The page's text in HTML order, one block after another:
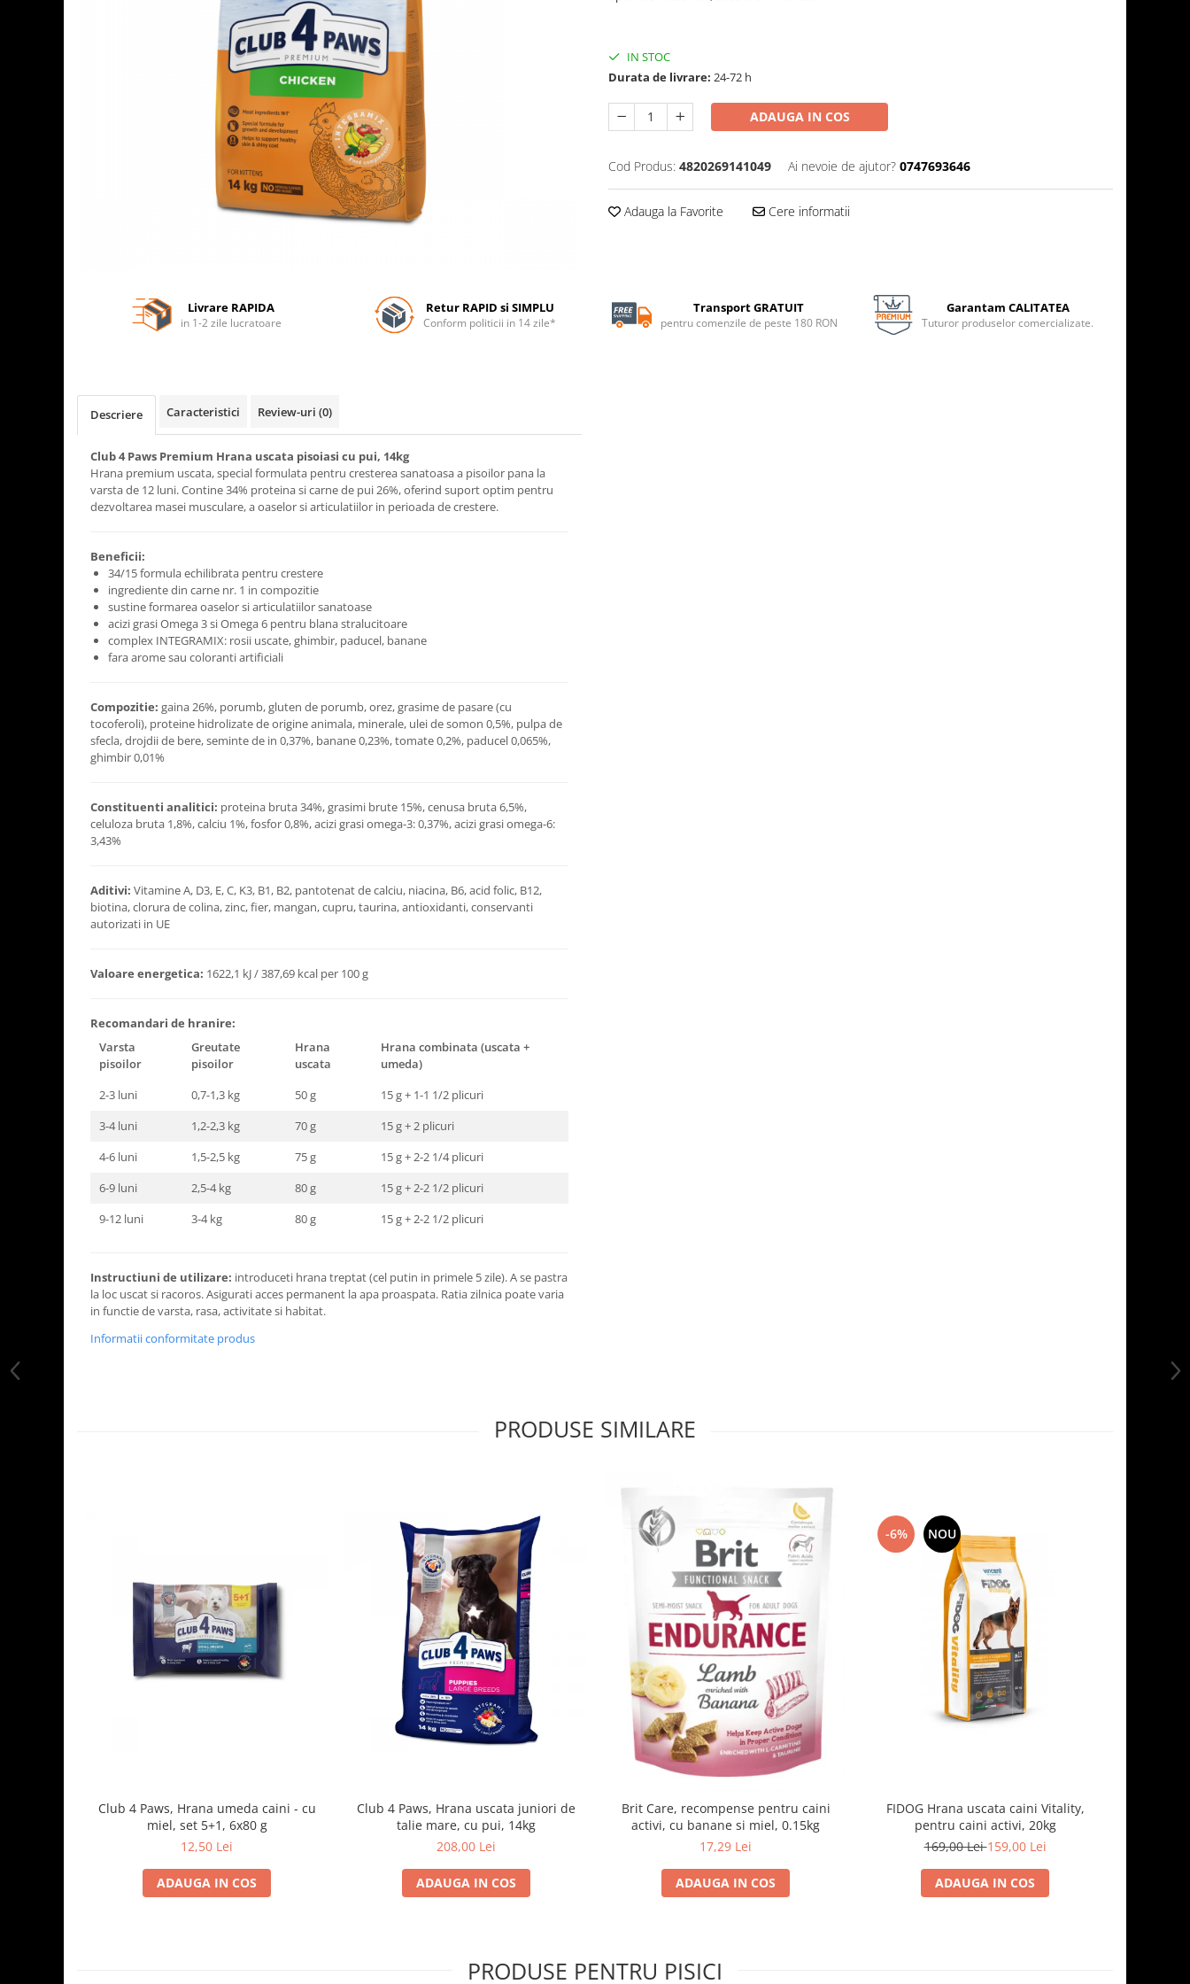
IN STOC
Durata de livrare: 24-72 h
ADAUGA IN COS
Cod Produs: 4820269141049 Ai nevoie de ajutor? 0747693646
Adauga la Favorite Cere informatii
Livrare RAPIDA
in 1-2 zile lucratoare
Retur RAPID si SIMPLU
Conform politicii in 14 zile*
Transport GRATUIT
pentru comenzile de peste 180 RON
Garantam CALITATEA
Tuturor produselor comercializate.
Descriere Caracteristici Review-uri (0)
Club 4 Paws Premium Hrana uscata pisoiasi cu pui, 14kg
Hrana premium uscata, special formulata pentru cresterea sanatoasa a pisoilor pana la
varsta de 12 luni. Contine 34% proteina si carne de pui 26%, oferind suport optim pentru
dezvoltarea masei musculare, a oaselor si articulatiilor in perioada de crestere.
Beneficii:
34/15 formula echilibrata pentru crestere
ingrediente din carne nr. 1 in compozitie
sustine formarea oaselor si articulatiilor sanatoase
acizi grasi Omega 3 si Omega 6 pentru blana stralucitoare
complex INTEGRAMIX: rosii uscate, ghimbir, paducel, banane
fara arome sau coloranti artificiali
Compozitie: gaina 26%, porumb, gluten de porumb, orez, grasime de pasare (cu
tocoferoli), proteine hidrolizate de origine animala, minerale, ulei de somon 0,5%, pulpa de
sfecla, drojdii de bere, seminte de in 0,37%, banane 0,23%, tomate 0,2%, paducel 0,065%,
ghimbir 0,01%
Constituenti analitici: proteina bruta 34%, grasimi brute 15%, cenusa bruta 6,5%,
celuloza bruta 1,8%, calciu 1%, fosfor 0,8%, acizi grasi omega-3: 0,37%, acizi grasi omega-6:
3,43%
Aditivi: Vitamine A, D3, E, C, K3, B1, B2, pantotenat de calciu, niacina, B6, acid folic, B12,
biotina, clorura de colina, zinc, fier, mangan, cupru, taurina, antioxidanti, conservanti
autorizati in UE
Valoare energetica: 1622,1 kJ / 387,69 kcal per 100 g
Recomandari de hranire:
Varsta
pisoilor
Greutate
pisoilor
Hrana
uscata
Hrana combinata (uscata +
umeda)
2-3 luni
0,7-1,3 kg 50 g
15 g + 1-1 1/2 plicuri
3-4 luni
1,2-2,3 kg 70 g
15 g + 2 plicuri
4-6 luni
1,5-2,5 kg 75 g
15 g + 2-2 1/4 plicuri
6-9 luni
2,5-4 kg 80 g
15 g + 2-2 1/2 plicuri
9-12 luni
3-4 kg 80 g 15 g + 2-2 1/2 plicuri
Instructiuni de utilizare: introduceti hrana treptat (cel putin in primele 5 zile). A se pastra
la loc uscat si racoros. Asigurati acces permanent la apa proaspata. Ratia zilnica poate varia
in functie de varsta, rasa, activitate si habitat.
Informatii conformitate produs
PRODUSE SIMILARE
Club 4 Paws, Hrana umeda caini - cu
miel, set 5+1, 6x80 g
12,50 Lei
ADAUGA IN COS
Club 4 Paws, Hrana uscata juniori de
talie mare, cu pui, 14kg
208,00 Lei
ADAUGA IN COS
Brit Care, recompense pentru caini
activi, cu banane si miel, 0.15kg
17,29 Lei
ADAUGA IN COS
-6% NOU
FIDOG Hrana uscata caini Vitality,
pentru caini activi, 20kg
169,00 Lei159,00 Lei
ADAUGA IN COS
PRODUSE PENTRU PISICI